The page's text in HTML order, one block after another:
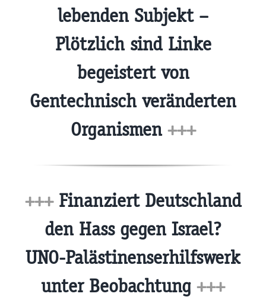
lebenden Subjekt –
Plötzlich sind Linke
begeistert von
Gentechnisch veränderten
Organismen +++
+++Finanziert Deutschland
den Hass gegen Israel?
UNO-Palästinenserhilfswerk
unter Beobachtung +++